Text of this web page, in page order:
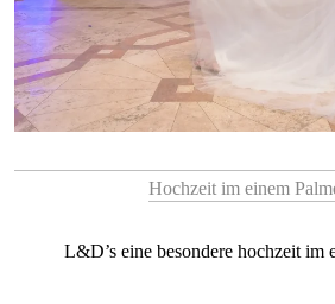
Hochzeit im einem
L&D’s eine besondere hochzeit im